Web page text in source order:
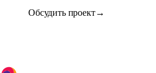
Обсудить проект